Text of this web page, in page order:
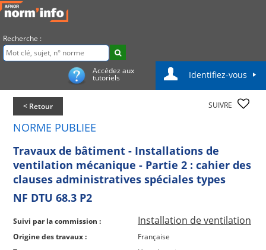
Recherche :
Accédez aux
tutoriels Identifiez-vous
< Retour SUIVRE
NORME PUBLIEE
Travaux de bâtiment - Installations de
ventilation mécanique - Partie 2 : cahier des
clauses administratives spéciales types
NF DTU 68.3 P2
Suivi par la commission : Installation de ventilation
Origine des travaux :
Française